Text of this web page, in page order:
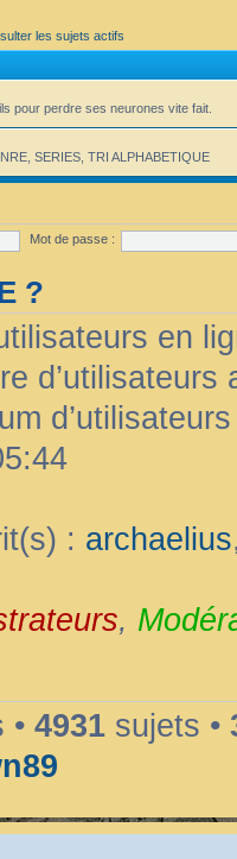
les sujets actifs
pour perdre ses neurones vite fait.
SERIES, TRI ALPHABETIQUE
Mot de passe :
?
en
: archaelius
,
• 4931 sujets •